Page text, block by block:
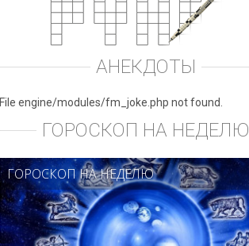
АНЕКДОТЫ
File engine/modules/fm_joke.php not found.
ГОРОСКОП НА НЕДЕЛЮ
ГОРОСКОП НА НЕДЕЛЮ